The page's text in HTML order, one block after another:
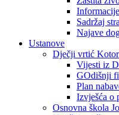
Sadržaj
Najave
Ustanove
Dječji vrtić
Vijesti iz
GOdišnji
Plan
Izvješća o
Osnovna škola